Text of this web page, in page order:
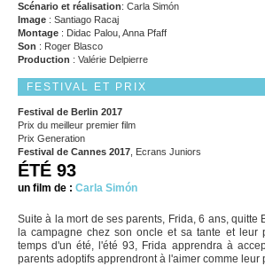
Scénario et réalisation: Carla Simón
Image : Santiago Racaj
Montage : Didac Palou, Anna Pfaff
Son : Roger Blasco
Production : Valérie Delpierre
FESTIVAL ET PRIX
Festival de Berlin 2017
Prix du meilleur premier film
Prix Generation
Festival de Cannes 2017 , Ecrans Juniors
ÉTÉ 93
un film de : Carla Simón
Suite à la mort de ses parents, Frida, 6 ans, quitte
la campagne chez son oncle et sa tante et leur
temps d'un été, l'été 93, Frida apprendra à
parents adoptifs apprendront à l'aimer comme leur